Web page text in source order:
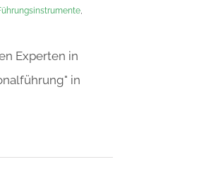
,
Experten in
in